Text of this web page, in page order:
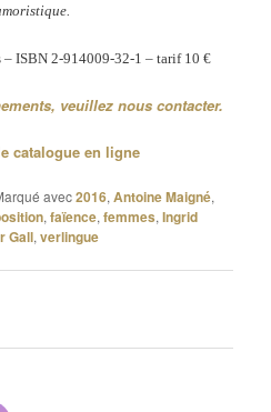
– ISBN 2-914009-32-1 – tarif 10 €
veuillez nous contacter.
catalogue en ligne
avec2016,Antoine Maigné,
,faïence,femmes,Ingrid
Gall,verlingue